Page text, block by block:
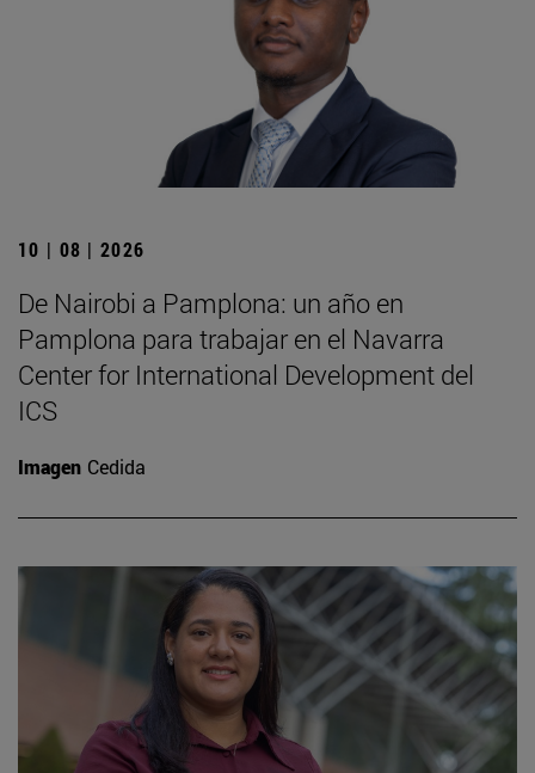
10 | 08 | 2026
De Nairobi a Pamplona: un año en
Pamplona para trabajar en el Navarra
Center for International Development del
ICS
Imagen Cedida